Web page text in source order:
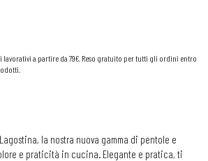
a partire da 79€. Reso gratuito per tutti gli ordini entro
la nostra nuova gamma di pentole e
e praticità in cucina. Elegante e pratica, ti